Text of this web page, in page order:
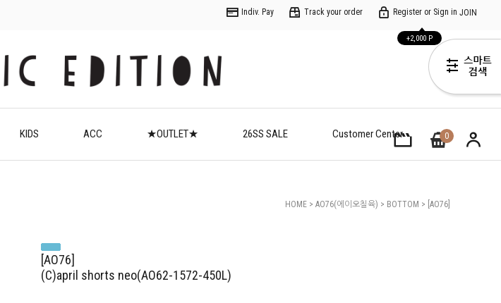
Indiv. Pay Track your order Register or Sign in JOIN
+2,000 P
KIDS ACC ★OUTLET★ 26SS SALE Customer Center 0
HOME > AO76(에이오칠육) > BOTTOM > [AO76]
[AO76]
(C)april shorts neo(AO62-1572-450L)